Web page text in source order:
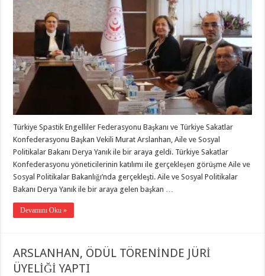
Türkiye Spastik Engelliler Federasyonu Başkanı ve Türkiye Sakatlar
Konfederasyonu Başkan Vekili Murat Arslanhan, Aile ve Sosyal
Politikalar Bakanı Derya Yanık ile bir araya geldi. Türkiye Sakatlar
Konfederasyonu yöneticilerinin katılımı ile gerçekleşen görüşme Aile ve
Sosyal Politikalar Bakanlığı’nda gerçekleşti. Aile ve Sosyal Politikalar
Bakanı Derya Yanık ile bir araya gelen başkan …
Devamını Oku »
ARSLANHAN, ÖDÜL TÖRENİNDE JÜRİ
ÜYELİĞİ YAPTI